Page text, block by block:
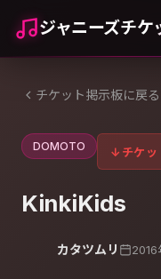
ジャニーズチケ
チケット掲示板に戻る
DOMOTO ↓ チケッ
KinkiKids
カタツムリ 2016